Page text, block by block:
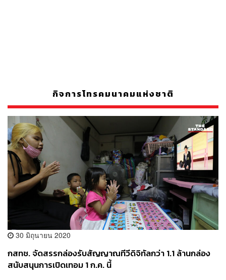
กิจการโทรคมนาคมแห่งชาติ
30 มิถุนายน 2020
กสทช. จัดสรรกล่องรับสัญญาณทีวีดิจิทัลกว่า 1.1 ล้านกล่อง
สนับสนุนการเปิดเทอม 1 ก.ค. นี้